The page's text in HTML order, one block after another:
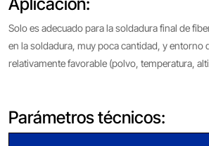
Solo es adecuado para la soldadura final de
en la soldadura, muy poca cantidad, y entorno
relativamente favorable (polvo, temperatura,
Parámetros técnicos: